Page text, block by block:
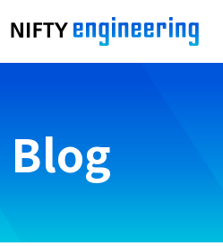
Blog